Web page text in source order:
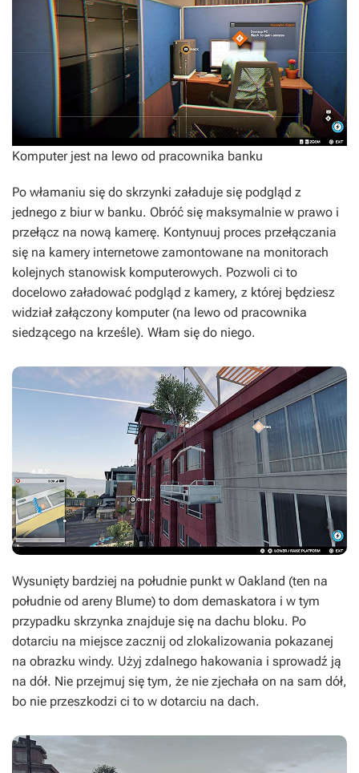
Komputer jest na lewo od pracownika banku
Po włamaniu się do skrzynki załaduje się podgląd z
jednego z biur w banku. Obróć się maksymalnie w prawo i
przełącz na nową kamerę. Kontynuuj proces przełączania
się na kamery internetowe zamontowane na monitorach
kolejnych stanowisk komputerowych. Pozwoli ci to
docelowo załadować podgląd z kamery, z której będziesz
widział załączony komputer (na lewo od pracownika
siedzącego na krześle). Włam się do niego.
Wysunięty bardziej na południe punkt w Oakland (ten na
południe od areny Blume) to dom demaskatora i w tym
przypadku skrzynka znajduje się na dachu bloku. Po
dotarciu na miejsce zacznij od zlokalizowania pokazanej
na obrazku windy. Użyj zdalnego hakowania i sprowadź ją
na dół. Nie przejmuj się tym, że nie zjechała on na sam dół,
bo nie przeszkodzi ci to w dotarciu na dach.